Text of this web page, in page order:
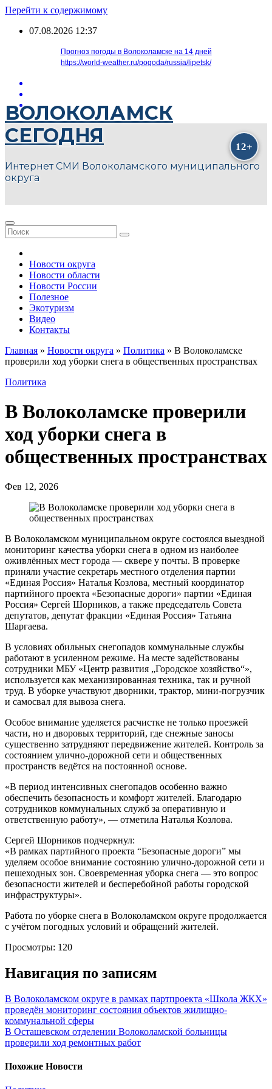
Перейти к содержимому
07.08.2026 12:37
Прогноз погоды в Волоколамске на 14 дней
https://world-weather.ru/pogoda/russia/lipetsk/
ВОЛОКОЛАМСК
СЕГОДНЯ
Интернет СМИ Волоколамского муниципального
округа
Новости округа
Новости области
Новости России
Полезное
Экотуризм
Видео
Контакты
Главная » Новости округа » Политика » В Волоколамске
проверили ход уборки снега в общественных пространствах
Политика
В Волоколамске проверили
ход уборки снега в
общественных пространствах
Фев 12, 2026
В Волоколамском муниципальном округе состоялся выездной
мониторинг качества уборки снега в одном из наиболее
оживлённых мест города — сквере у почты. В проверке
приняли участие секретарь местного отделения партии
«Единая Россия» Наталья Козлова, местный координатор
партийного проекта «Безопасные дороги» партии «Единая
Россия» Сергей Шорников, а также председатель Совета
депутатов, депутат фракции «Единая Россия» Татьяна
Шаргаева.
В условиях обильных снегопадов коммунальные службы
работают в усиленном режиме. На месте задействованы
сотрудники МБУ «Центр развития „Городское хозяйство“»,
используется как механизированная техника, так и ручной
труд. В уборке участвуют дворники, трактор, мини-погрузчик
и самосвал для вывоза снега.
Особое внимание уделяется расчистке не только проезжей
части, но и дворовых территорий, где снежные заносы
существенно затрудняют передвижение жителей. Контроль за
состоянием улично-дорожной сети и общественных
пространств ведётся на постоянной основе.
«В период интенсивных снегопадов особенно важно
обеспечить безопасность и комфорт жителей. Благодарю
сотрудников коммунальных служб за оперативную и
ответственную работу», — отметила Наталья Козлова.
Сергей Шорников подчеркнул:
«В рамках партийного проекта “Безопасные дороги” мы
уделяем особое внимание состоянию улично-дорожной сети и
пешеходных зон. Своевременная уборка снега — это вопрос
безопасности жителей и бесперебойной работы городской
инфраструктуры».
Работа по уборке снега в Волоколамском округе продолжается
с учётом погодных условий и обращений жителей.
Просмотры: 120
Навигация по записям
В Волоколамском округе в рамках партпроекта «Школа ЖКХ»
проведён мониторинг состояния объектов жилищно-
коммунальной сферы
В Осташевском отделении Волоколамской больницы
проверили ход ремонтных работ
Похожие Новости